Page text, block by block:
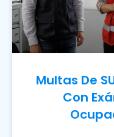
Multas De
Con